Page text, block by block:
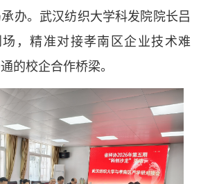
办。武汉纺织大学科发院院长吕
，精准对接孝南区企业技术难
的校企合作桥梁。